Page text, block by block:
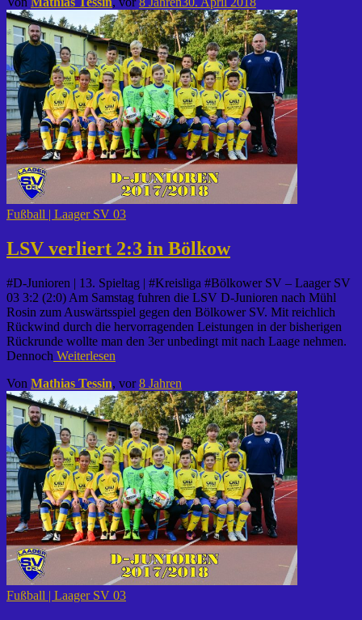
Fußball | Laager SV 03
LSV verliert 2:3 in Bölkow
#D-Junioren | 13. Spieltag | #Kreisliga #Bölkower SV – Laager SV
03 3:2 (2:0) Am Samstag fuhren die LSV D-Junioren nach Mühl
Rosin zum Auswärtsspiel gegen den Bölkower SV. Mit reichlich
Rückwind durch die hervorragenden Leistungen in der bisherigen
Rückrunde wollte man den 3er unbedingt mit nach Laage nehmen.
Dennoch Weiterlesen
Von Mathias Tessin, vor8 Jahren
Fußball | Laager SV 03